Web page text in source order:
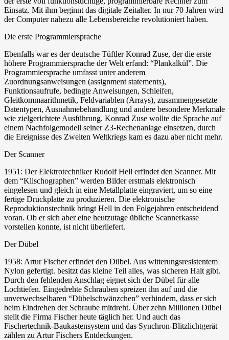
Einsatz. Mit ihm beginnt das digitale Zeitalter. In nur 70 Jahren wird
der Computer nahezu alle Lebensbereiche revolutioniert haben.
Die erste Programmiersprache
Ebenfalls war es der deutsche Tüftler Konrad Zuse, der die erste
höhere Programmiersprache der Welt erfand: “Plankalkül”. Die
Programmiersprache umfasst unter anderem
Zuordnungsanweisungen (assignment statements),
Funktionsaufrufe, bedingte Anweisungen, Schleifen,
Gleitkommaarithmetik, Feldvariablen (Arrays), zusammengesetzte
Datentypen, Ausnahmebehandlung und andere besondere Merkmale
wie zielgerichtete Ausführung. Konrad Zuse wollte die Sprache auf
einem Nachfolgemodell seiner Z3-Rechenanlage einsetzen, durch
die Ereignisse des Zweiten Weltkriegs kam es dazu aber nicht mehr.
Der Scanner
1951: Der Elektrotechniker Rudolf Hell erfindet den Scanner. Mit
dem “Klischographen” werden Bilder erstmals elektronisch
eingelesen und gleich in eine Metallplatte eingraviert, um so eine
fertige Druckplatte zu produzieren. Die elektronische
Reproduktionstechnik bringt Hell in den Folgejahren entscheidend
voran. Ob er sich aber eine heutzutage übliche Scannerkasse
vorstellen konnte, ist nicht überliefert.
Der Dübel
1958: Artur Fischer erfindet den Dübel. Aus witterungsresistentem
Nylon gefertigt. besitzt das kleine Teil alles, was sicheren Halt gibt.
Durch den fehlenden Anschlag eignet sich der Dübel für alle
Lochtiefen. Eingedrehte Schrauben spreizen ihn auf und die
unverwechselbaren “Dübelschwänzchen” verhindern, dass er sich
beim Eindrehen der Schraube mitdreht. Über zehn Millionen Dübel
stellt die Firma Fischer heute täglich her. Und auch das
Fischertechnik-Baukastensystem und das Synchron-Blitzlichtgerät
zählen zu Artur Fischers Entdeckungen.